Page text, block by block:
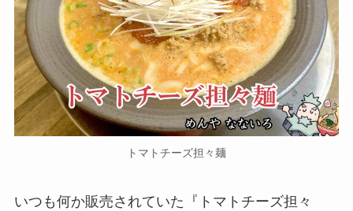
トマトチーズ担々麺
いつも何か販売されていた『トマトチーズ担々